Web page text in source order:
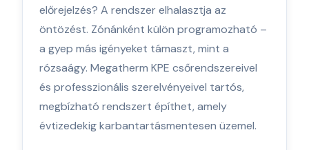
előrejelzés? A rendszer elhalasztja az
öntözést. Zónánként külön programozható –
a gyep más igényeket támaszt, mint a
rózsaágy. Megatherm KPE csőrendszereivel
és professzionális szerelvényeivel tartós,
megbízható rendszert építhet, amely
évtizedekig karbantartásmentesen üzemel.